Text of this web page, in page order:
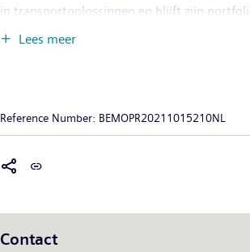
in transportoplossingen en blijft zijn
infrastructuur intelligent te maken, waarde
passagiers te verbeteren en
informatie is beschikbaar op:
Lees meer
Reference Number: BEMOPR20211015210NL
Contact